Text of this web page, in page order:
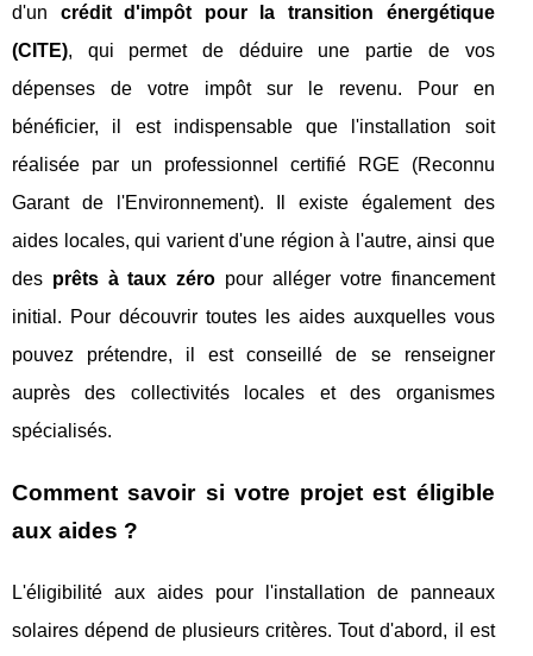
d'un crédit d'impôt pour la transition énergétique
(CITE), qui permet de déduire une partie de vos
dépenses de votre impôt sur le revenu. Pour en
bénéficier, il est indispensable que l'installation soit
réalisée par un professionnel certifié RGE (Reconnu
Garant de l'Environnement). Il existe également des
aides locales, qui varient d'une région à l'autre, ainsi que
des prêts à taux zéro pour alléger votre financement
initial. Pour découvrir toutes les aides auxquelles vous
pouvez prétendre, il est conseillé de se renseigner
auprès des collectivités locales et des organismes
spécialisés.
Comment savoir si votre projet est éligible
aux aides ?
L'éligibilité aux aides pour l'installation de panneaux
solaires dépend de plusieurs critères. Tout d'abord, il est